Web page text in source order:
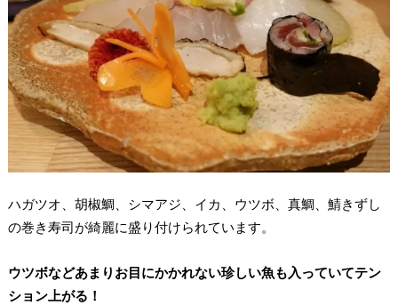
ハガツオ、胡椒鯛、シマアジ、イカ、ウツボ、真鯛、鯖きずし
の巻き寿司が綺麗に盛り付けられています。
ウツボなどあまりお目にかかれない珍しい魚も入っていてテン
ション上がる！